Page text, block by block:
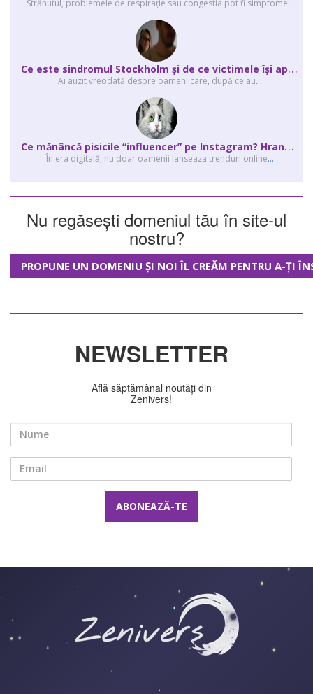
Strănutul, problemele de respirație sau congestia pot fi simptome...
C
e este sindromul Stockholm și de ce victimele își apără agresorii.
Ai auzit vreodată despre oameni care, după ce au...
C
e mănâncă pisicile “influencer” pe Instagram? Hrana lor virală
În era digitală, nu doar oamenii lanseaza trenduri online...
Nu regăsești domeniul tău în site-ul
nostru?
PROPUNE UN DOMENIU ȘI NOI ÎL CREĂM PENTRU A-ȚI
NEWSLETTER
Află săptămânal noutăți din
Zenivers!